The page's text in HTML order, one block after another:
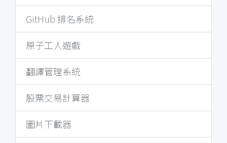
GitHub 排名系統
原子工人遊戲
翻譯管理系統
股票交易計算器
圖片下載器